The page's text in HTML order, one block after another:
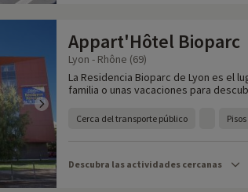
Appart'Hôtel Bioparc
Lyon - Rhône (69)
La Residencia Bioparc de Lyon es el
familia o unas vacaciones para
Cerca del transporte público
Descubra las actividades cercanas